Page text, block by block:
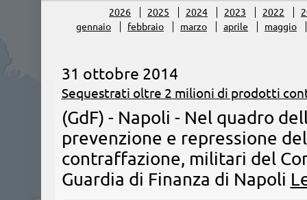
2026 2025 2024 2023 2022
gennaio
febbraio marzo aprile maggio
31 ottobre 2014
Sequestrati oltre 2 milioni di prodotti
(GdF) - Napoli - ​Nel quadro
prevenzione e repressione
contraffazione, militari del
Guardia di Finanza di Napoli